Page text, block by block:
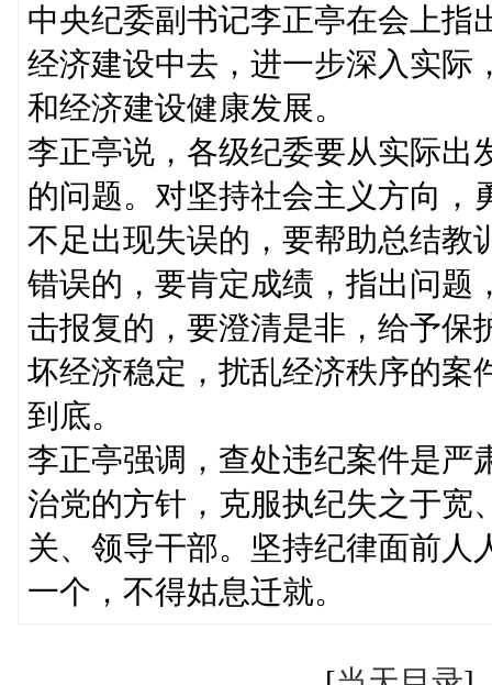
中央纪委副书记李正亭在会上指
经济建设中去，进一步深入实际
和经济建设健康发展。
李正亭说，各级纪委要从实际出
的问题。对坚持社会主义方向，
不足出现失误的，要帮助总结教
错误的，要肯定成绩，指出问题
击报复的，要澄清是非，给予保
坏经济稳定，扰乱经济秩序的案
到底。
李正亭强调，查处违纪案件是严
治党的方针，克服执纪失之于宽
关、领导干部。坚持纪律面前人
一个，不得姑息迁就。